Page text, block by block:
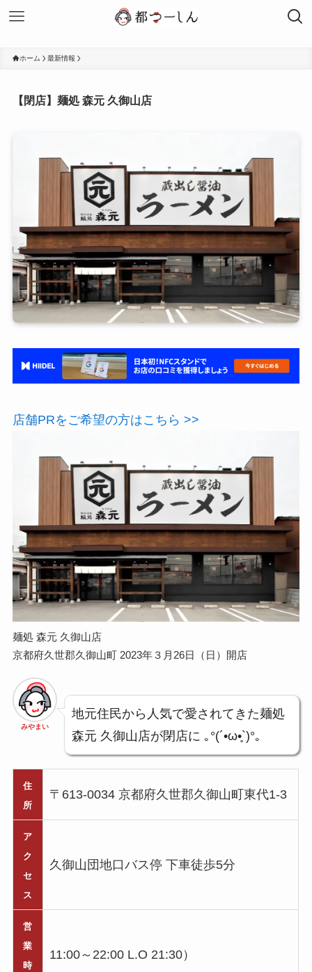
ホーム 最新情報
【閉店】麺処 森元 久御山店
店舗PRをご希望の方はこちら >>
麺処 森元 久御山店
京都府久世郡久御山町 2023年３月26日（日）開店
みやまい
地元住民から人気で愛されてきた麺処
森元 久御山店が閉店に ｡°(´•ω•̥`)°｡
住
所
〒613-0034 京都府久世郡久御山町東代1-3
ア
ク
セ
ス
久御山団地口バス停 下車徒歩5分
営
業
時
11:00～22:00 L.O 21:30）